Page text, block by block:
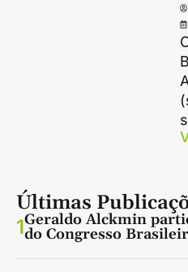
Últimas
1Geraldo Alckmin
do Congresso